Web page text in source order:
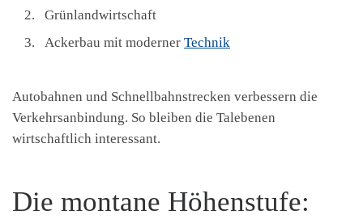
Grünlandwirtschaft
Ackerbau mit moderner Technik
Autobahnen und Schnellbahnstrecken verbessern die
Verkehrsanbindung. So bleiben die Talebenen
wirtschaftlich interessant.
Die montane Höhenstufe: